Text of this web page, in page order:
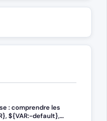
: comprendre les
${VAR:-default},